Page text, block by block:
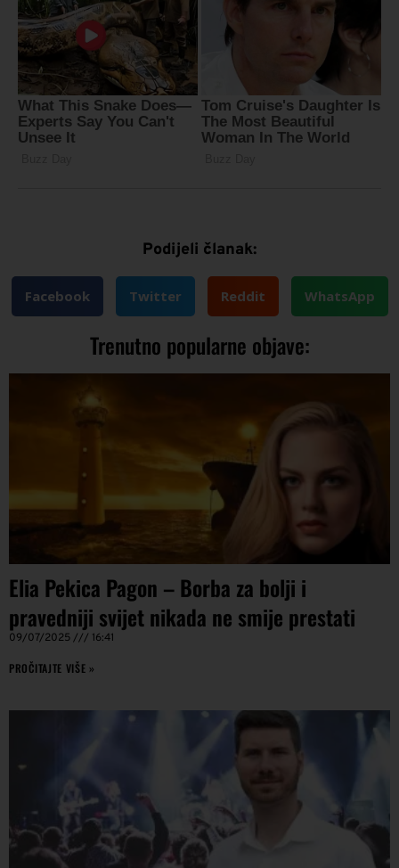
Podijeli članak:
Facebook Twitter Reddit WhatsApp
Trenutno popularne objave:
Elia Pekica Pagon – Borba za bolji i
pravedniji svijet nikada ne smije prestati
09/07/2025 16:41
PROČITAJTE VIŠE »